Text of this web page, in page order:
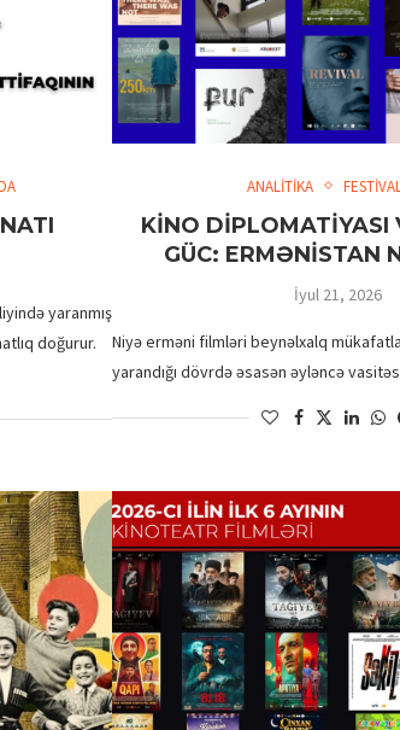
yaranmış
doğurur.
ANALİTİKA
KİNO DİPLOMATİYASI
GÜC: ERMƏNİSTAN
İyul 21, 2026
Niyə erməni filmləri beynəlxalq
yarandığı dövrdə əsasən əyləncə
İRİ
PRODÜSER